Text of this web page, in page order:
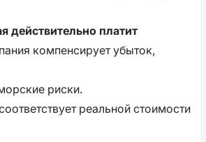
действительно платит
компенсирует убыток,
риски.
реальной стоимости